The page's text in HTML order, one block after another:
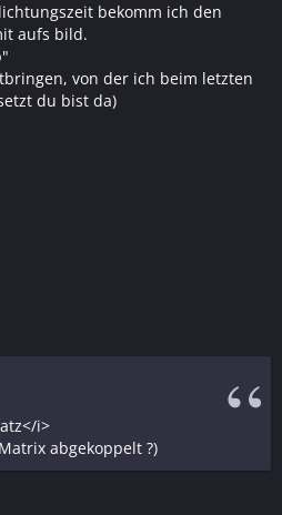
bekomm ich den
aufs bild.
von der ich beim letzten
du bist da)
i>
abgekoppelt ?)